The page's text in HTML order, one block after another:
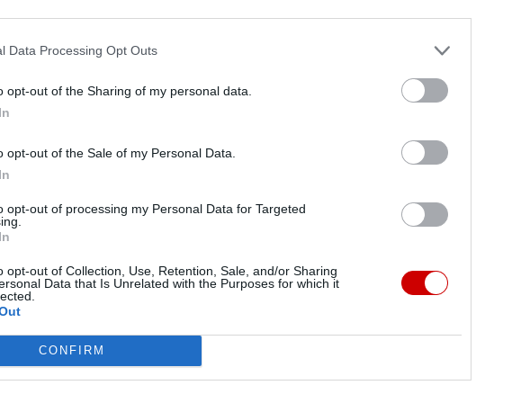
Data Processing Opt Outs
opt-out of the Sharing of my personal data.
opt-out of the Sale of my Personal Data.
opt-out of processing my Personal Data for Targeted
opt-out of Collection, Use, Retention, Sale, and/or Sharing
Data that Is Unrelated with the Purposes for which it
CONFIRM
w diecezji warszawsko-
wykłady – diecezja warszawsko-praska
Bitwy Warszawskiej. Organizatorzy wydarzeń
Pawła II, który powiedział: „Na nową
nakłada dzisiaj obowiązek podtrzymywania
Narodu i całej Europy, jakie miało miejsce
1920 decydujące słowo
do Boga – podkreślił bp Romuald
Pożegnano